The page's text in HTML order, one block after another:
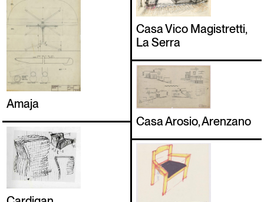
Casa Arosio, Arenzano
Casa Vico Magistretti,
La Serra
Amaja